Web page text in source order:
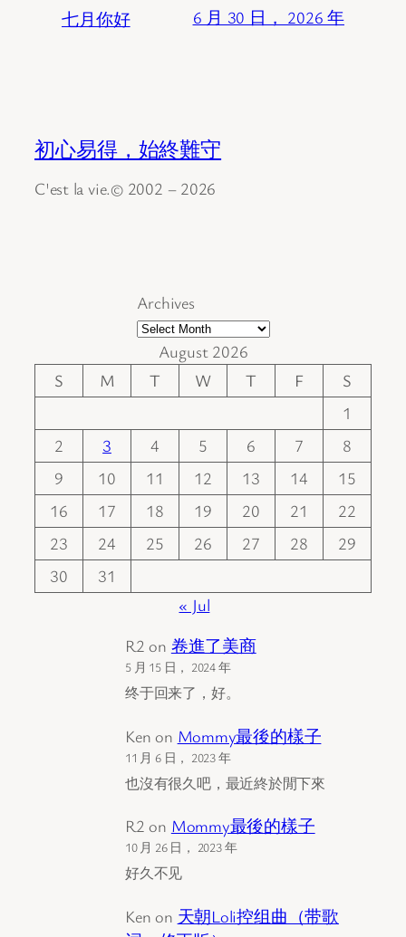
七月你好 6 月 30 日， 2026 年
初心易得，始終難守
C'est la vie.© 2002 – 2026
Archives
August 2026
S
M T W T F
S
1
2
3 4 5 6 7
8
9
10 11 12 13 14
15
16
17 18 19 20 21
22
23
24 25 26 27 28
29
30
31
« Jul
R2 on 卷進了美商
5 月 15 日， 2024 年
终于回来了，好。
Ken on Mommy最後的樣子
11 月 6 日， 2023 年
也沒有很久吧，最近終於閒下來
R2 on Mommy最後的樣子
10 月 26 日， 2023 年
好久不见
Ken on 天朝Loli控组曲（带歌